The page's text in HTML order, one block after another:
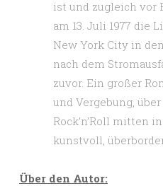
ist und zugleich vor
am 13. Juli 1977 die
New York City in
nach dem
zuvor. Ein großer
und Vergebung,
Rock’n’Roll mitten
kunstvoll,
Über den Autor: